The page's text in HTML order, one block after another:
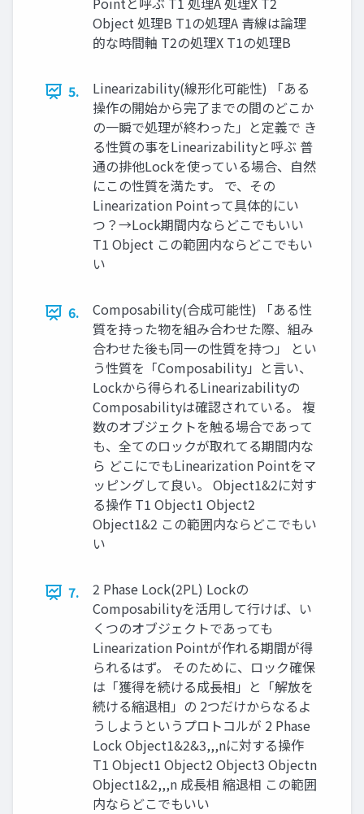
Object 処理B T1の処理A 青線は論理
的な時間軸 T2の処理X T1の処理B
5.
Linearizability(線形化可能性) 「ある
操作の開始から完了までの間のどこか
の一瞬で処理が終わった」と定義で き
る性質の事をLinearizabilityと呼ぶ 普
通の排他Lockを使っている場合、自然
にこの性質を満たす。 で、その
Linearization Pointって具体的にい
つ？→Lock期間内ならどこでもいい
T1 Object この範囲内ならどこでもい
い
6.
Composability(合成可能性) 「ある性
質を持った物を組み合わせた際、組み
合わせた後も同一の性質を持つ」 とい
う性質を「Composability」と言い、
Lockから得られるLinearizabilityの
Composabilityは確認されている。 複
数のオブジェクトを触る場合であって
も、全てのロックが取れてる期間内な
ら どこにでもLinearization Pointをマ
ッピングして良い。 Object1&2に対す
る操作 T1 Object1 Object2
Object1&2 この範囲内ならどこでもい
い
7.
2 Phase Lock(2PL) Lockの
Composabilityを活用して行けば、い
くつのオブジェクトであっても
Linearization Pointが作れる期間が得
られるはず。 そのために、ロック確保
は「獲得を続ける成長相」と「解放を
続ける縮退相」の 2つだけからなるよ
うしようというプロトコルが 2 Phase
Lock Object1&2&3,,,nに対する操作
T1 Object1 Object2 Object3 Objectn
Object1&2,,,n 成長相 縮退相 この範囲
内ならどこでもいい